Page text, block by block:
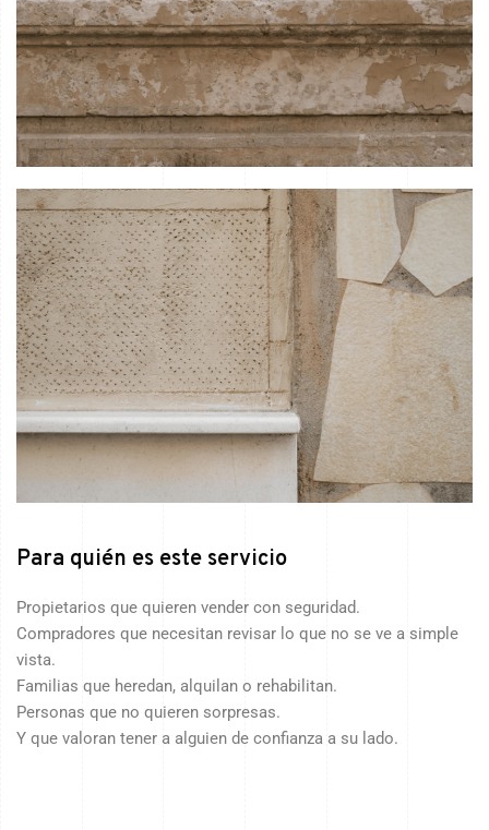
Para quién es este servicio
Propietarios que quieren vender con seguridad.
Compradores que necesitan revisar lo que no se ve a simple
vista.
Familias que heredan, alquilan o rehabilitan.
Personas que no quieren sorpresas.
Y que valoran tener a alguien de confianza a su lado.